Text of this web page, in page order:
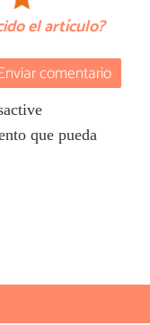
el artículo?
comentario
que pueda